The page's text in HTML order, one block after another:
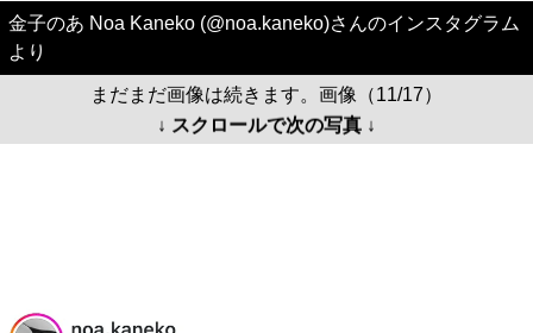
金子のあ Noa Kaneko (@noa.kaneko)さんのインスタグラム
より
まだまだ画像は続きます。画像（11/17）
↓ スクロールで次の写真 ↓